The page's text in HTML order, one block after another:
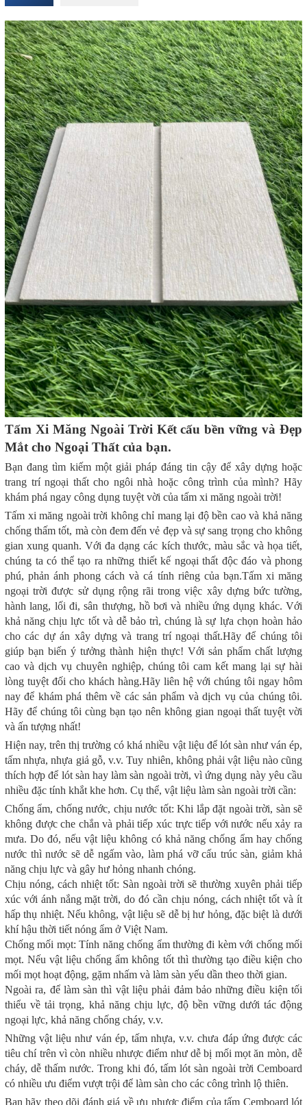
Tấm Xi Măng Ngoài Trời Kết cấu bền vững và Đẹp
Mắt cho Ngoại Thất của bạn.
Bạn đang tìm kiếm một giải pháp đáng tin cậy để xây dựng hoặc
trang trí ngoại thất cho ngôi nhà hoặc công trình của mình? Hãy
khám phá ngay công dụng tuyệt vời của tấm xi măng ngoài trời!
Tấm xi măng ngoài trời không chỉ mang lại độ bền cao và khả năng
chống thấm tốt, mà còn đem đến vẻ đẹp và sự sang trọng cho không
gian xung quanh. Với đa dạng các kích thước, màu sắc và họa tiết,
chúng ta có thể tạo ra những thiết kế ngoại thất độc đáo và phong
phú, phản ánh phong cách và cá tính riêng của bạn.Tấm xi măng
ngoại trời được sử dụng rộng rãi trong việc xây dựng bức tường,
hành lang, lối đi, sân thượng, hồ bơi và nhiều ứng dụng khác. Với
khả năng chịu lực tốt và dễ bảo trì, chúng là sự lựa chọn hoàn hảo
cho các dự án xây dựng và trang trí ngoại thất.Hãy để chúng tôi
giúp bạn biến ý tưởng thành hiện thực! Với sản phẩm chất lượng
cao và dịch vụ chuyên nghiệp, chúng tôi cam kết mang lại sự hài
lòng tuyệt đối cho khách hàng.Hãy liên hệ với chúng tôi ngay hôm
nay để khám phá thêm về các sản phẩm và dịch vụ của chúng tôi.
Hãy để chúng tôi cùng bạn tạo nên không gian ngoại thất tuyệt vời
và ấn tượng nhất!
Hiện nay, trên thị trường có khá nhiều vật liệu để lót sàn như ván ép,
tấm nhựa, nhựa giả gỗ, v.v. Tuy nhiên, không phải vật liệu nào cũng
thích hợp để lót sàn hay làm sàn ngoài trời, vì ứng dụng này yêu cầu
nhiều đặc tính khắt khe hơn. Cụ thể, vật liệu làm sàn ngoài trời cần:
Chống ẩm, chống nước, chịu nước tốt: Khi lắp đặt ngoài trời, sàn sẽ
không được che chắn và phải tiếp xúc trực tiếp với nước nếu xảy ra
mưa. Do đó, nếu vật liệu không có khả năng chống ẩm hay chống
nước thì nước sẽ dễ ngấm vào, làm phá vỡ cấu trúc sàn, giảm khả
năng chịu lực và gây hư hỏng nhanh chóng.
Chịu nóng, cách nhiệt tốt: Sàn ngoài trời sẽ thường xuyên phải tiếp
xúc với ánh nắng mặt trời, do đó cần chịu nóng, cách nhiệt tốt và ít
hấp thụ nhiệt. Nếu không, vật liệu sẽ dễ bị hư hỏng, đặc biệt là dưới
khí hậu thời tiết nóng ẩm ở Việt Nam.
Chống mối mọt: Tính năng chống ẩm thường đi kèm với chống mối
mọt. Nếu vật liệu chống ẩm không tốt thì thường tạo điều kiện cho
mối mọt hoạt động, gặm nhấm và làm sàn yếu dần theo thời gian.
Ngoài ra, để làm sàn thì vật liệu phải đảm bảo những điều kiện tối
thiểu về tải trọng, khả năng chịu lực, độ bền vững dưới tác động
ngoại lực, khả năng chống cháy, v.v.
Những vật liệu như ván ép, tấm nhựa, v.v. chưa đáp ứng được các
tiêu chí trên vì còn nhiều nhược điểm như dễ bị mối mọt ăn mòn, dễ
cháy, dễ thấm nước. Trong khi đó, tấm lót sàn ngoài trời Cemboard
có nhiều ưu điểm vượt trội để làm sàn cho các công trình lộ thiên.
Bạn hãy theo dõi đánh giá về ưu nhược điểm của tấm Cemboard lót